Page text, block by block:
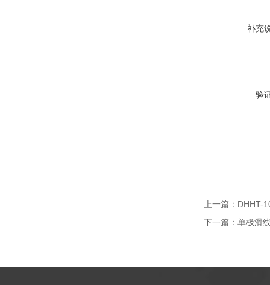
补充
验
上一篇： DHHT-
下一篇： 单极滑